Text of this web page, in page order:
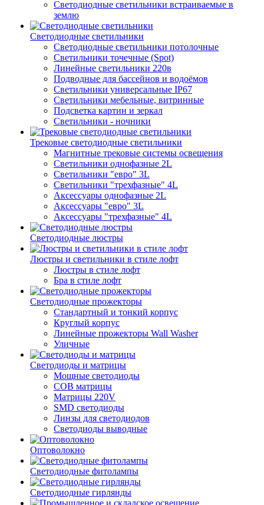
Светодиодные светильники встраиваемые в
землю
Светодиодные светильники
Светодиодные светильники потолочные
Светильники точечные (Spot)
Линейные светильники 220в
Подводные для бассейнов и водоёмов
Светильники универсальные IP67
Светильники мебельные, витринные
Подсветка картин и зеркал
Светильники - ночники
Трековые светодиодные светильники
Магнитные трековые системы освещения
Светильники однофазные 2L
Светильники "евро" 3L
Светильники "трехфазные" 4L
Аксессуары однофазные 2L
Аксессуары "евро" 3L
Аксессуары "трехфазные" 4L
Светодиодные люстры
Люстры и светильники в стиле лофт
Люстры в стиле лофт
Бра в стиле лофт
Светодиодные прожекторы
Стандартный и тонкий корпус
Круглый корпус
Линейные прожекторы Wall Washer
Уличные
Светодиоды и матрицы
Мощные светодиоды
COB матрицы
Матрицы 220V
SMD светодиоды
Линзы для светодиодов
Светодиоды выводные
Оптоволокно
Светодиодные фитолампы
Светодиодные гирлянды